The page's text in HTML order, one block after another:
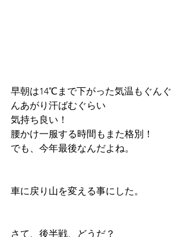
早朝は14℃まで下がった気温もぐんぐ
んあがり汗ばむぐらい
気持ち良い！
腰かけ一服する時間もまた格別！
でも、今年最後なんだよね。
車に戻り山を変える事にした。
さて、後半戦、どうだ？